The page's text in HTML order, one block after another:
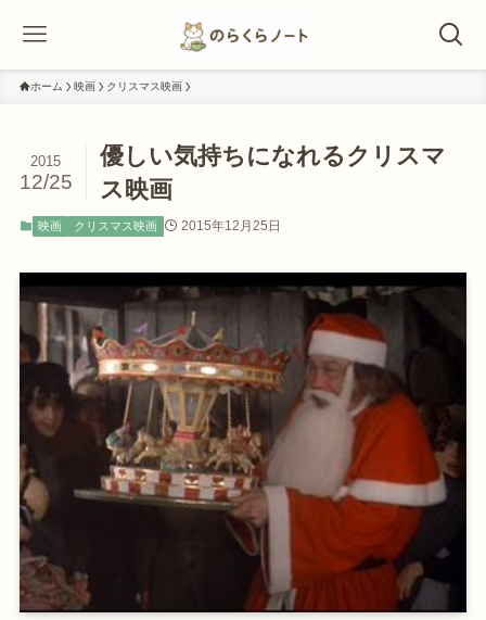
ホーム 映画 クリスマス映画
優しい気持ちになれるクリスマ
ス映画
2015
12/25
映画 クリスマス映画 2015年12月25日